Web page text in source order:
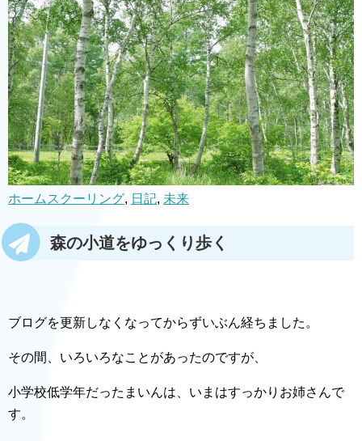
ホームスクーリング, 日記, 未来
森の小道をゆっくり歩く
ブログを更新しなくなってからずいぶん経ちました。
その間、いろいろなことがあったのですが、
小学校低学年だったまいんは、いまはすっかりお姉さんで
す。